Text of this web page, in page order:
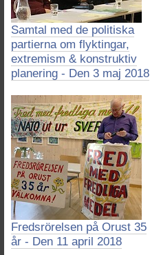
Samtal med de politiska
partierna om flyktingar,
extremism & konstruktiv
planering - Den 3 maj 2018
Fredsrörelsen på Orust 35
år - Den 11 april 2018